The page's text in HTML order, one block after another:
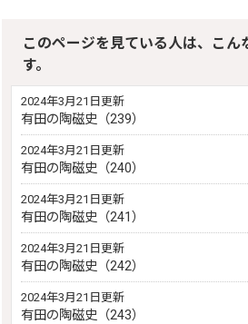
このページを見ている人は、こん
す。
2024年3月21日更新
有田の陶磁史（239）
2024年3月21日更新
有田の陶磁史（240）
2024年3月21日更新
有田の陶磁史（241）
2024年3月21日更新
有田の陶磁史（242）
2024年3月21日更新
有田の陶磁史（243）